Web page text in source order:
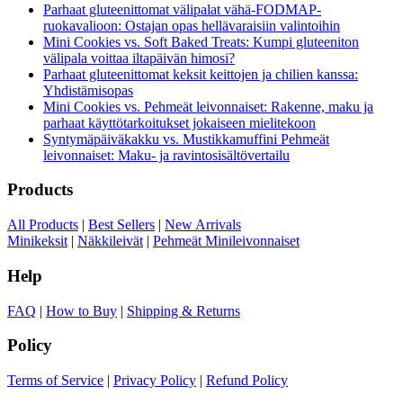
Parhaat gluteenittomat välipalat vähä-FODMAP-
ruokavalioon: Ostajan opas hellävaraisiin valintoihin
Mini Cookies vs. Soft Baked Treats: Kumpi gluteeniton
välipala voittaa iltapäivän himosi?
Parhaat gluteenittomat keksit keittojen ja chilien kanssa:
Yhdistämisopas
Mini Cookies vs. Pehmeät leivonnaiset: Rakenne, maku ja
parhaat käyttötarkoitukset jokaiseen mielitekoon
Syntymäpäiväkakku vs. Mustikkamuffini Pehmeät
leivonnaiset: Maku- ja ravintosisältövertailu
Products
All Products | Best Sellers | New Arrivals
Minikeksit | Näkkileivät | Pehmeät Minileivonnaiset
Help
FAQ | How to Buy | Shipping & Returns
Policy
Terms of Service | Privacy Policy | Refund Policy